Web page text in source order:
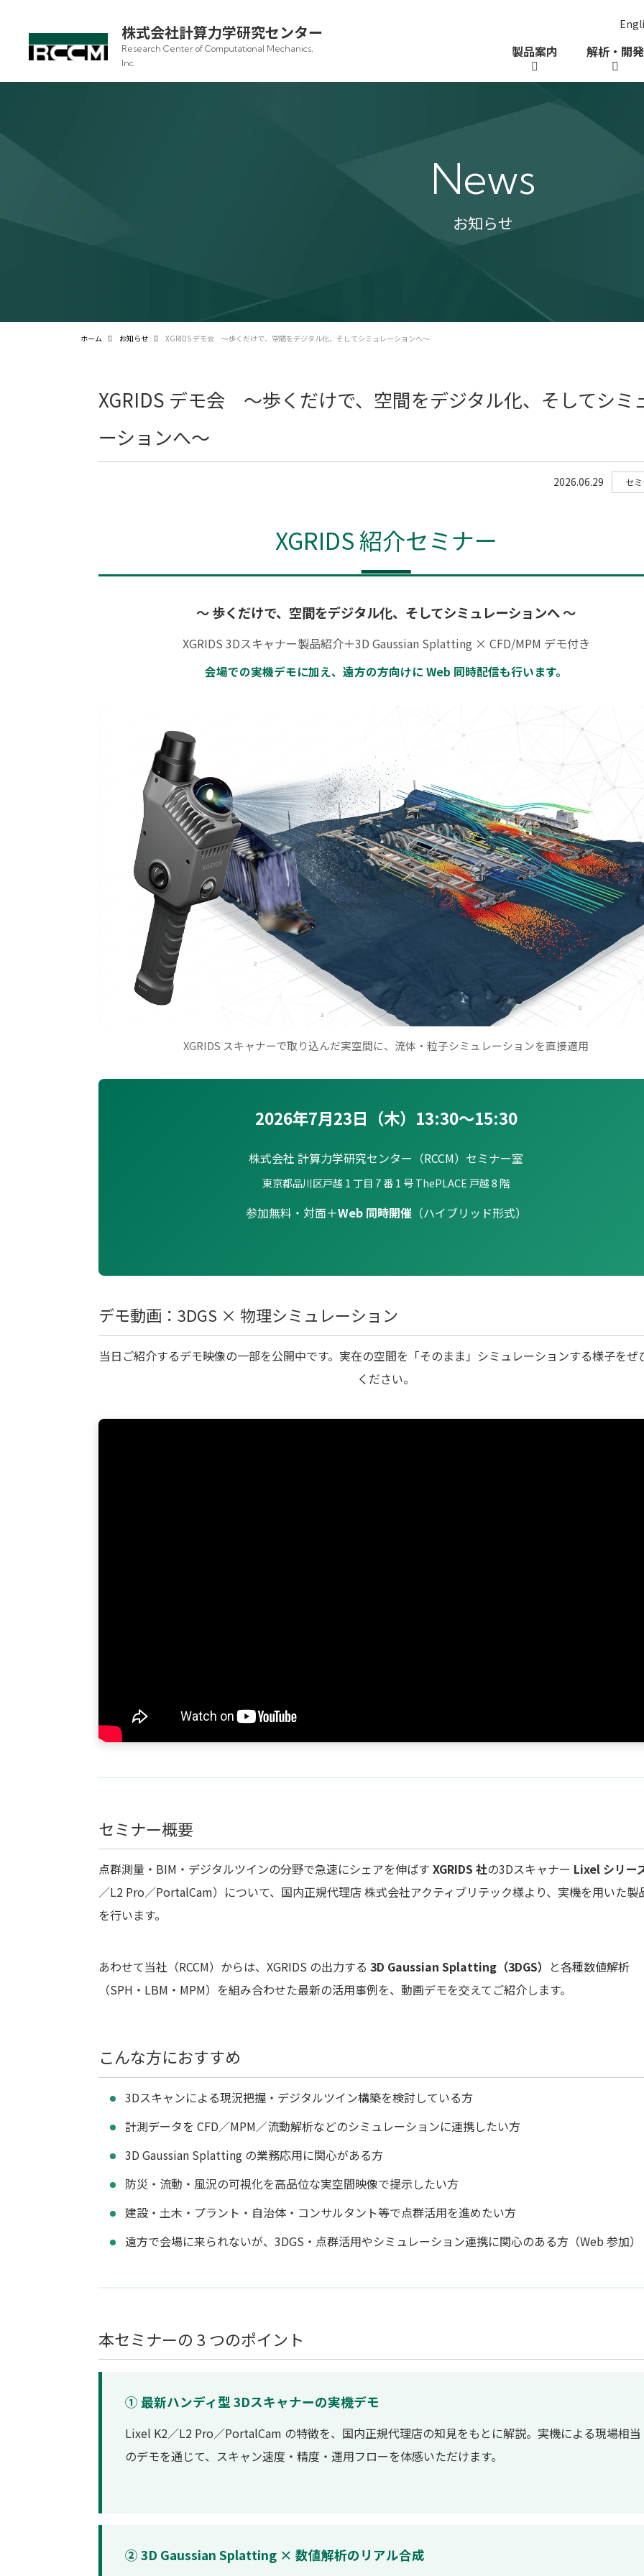
株式会社計算力学研究センター
Research Center of Computational Mechanics,
Inc.
製品案内 解析・開発
News
お知らせ
ホーム お知らせ XGRIDS デモ会 ～歩くだけで、空間をデジタル化、そしてシミュレーションへ～
XGRIDS デモ会 ～歩くだけで、空間をデジタル化、そしてシミ
ーションへ～
2026.06.29 セ
XGRIDS 紹介セミナー
～ 歩くだけで、空間をデジタル化、そしてシミュレーションへ ～
XGRIDS 3Dスキャナー製品紹介＋3D Gaussian Splatting × CFD/MPM デモ付き
会場での実機デモに加え、遠方の方向けに Web 同時配信も行います。
XGRIDS スキャナーで取り込んだ実空間に、流体・粒子シミュレーションを直接適用
2026年7月23日（木）13:30〜15:30
株式会社 計算力学研究センター（RCCM）セミナー室
東京都品川区戸越 1 丁目 7 番 1 号 ThePLACE 戸越 8 階
参加無料・対面＋Web 同時開催（ハイブリッド形式）
デモ動画：3DGS × 物理シミュレーション
当日ご紹介するデモ映像の一部を公開中です。実在の空間を「そのまま」シミュレーションする様子をぜ
ください。
セミナー概要
点群測量・BIM・デジタルツインの分野で急速にシェアを伸ばす XGRIDS 社の3Dスキャナー Lixel シリー
／L2 Pro／PortalCam）について、国内正規代理店 株式会社アクティブリテック様より、実機を用いた製
を行います。
あわせて当社（RCCM）からは、XGRIDS の出力する 3D Gaussian Splatting（3DGS） と各種数値解析
（SPH・LBM・MPM）を組み合わせた最新の活用事例を、動画デモを交えてご紹介します。
こんな方におすすめ
3Dスキャンによる現況把握・デジタルツイン構築を検討している方
計測データを CFD／MPM／流動解析などのシミュレーションに連携したい方
3D Gaussian Splatting の業務応用に関心がある方
防災・流動・風況の可視化を高品位な実空間映像で提示したい方
建設・土木・プラント・自治体・コンサルタント等で点群活用を進めたい方
遠方で会場に来られないが、3DGS・点群活用やシミュレーション連携に関心のある方（Web 参加）
本セミナーの 3 つのポイント
① 最新ハンディ型 3Dスキャナーの実機デモ
Lixel K2／L2 Pro／PortalCam の特徴を、国内正規代理店の知見をもとに解説。実機による現場相当
のデモを通じて、スキャン速度・精度・運用フローを体感いただけます。
② 3D Gaussian Splatting × 数値解析のリアル合成